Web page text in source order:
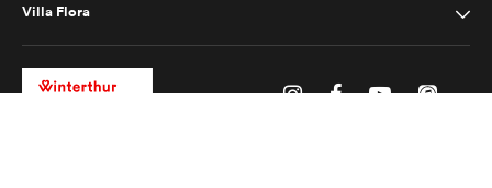
Villa Flora